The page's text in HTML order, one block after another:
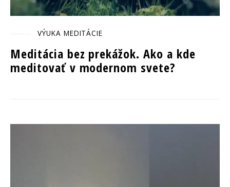
VÝUKA MEDITÁCIE
Meditácia bez prekážok. Ako a kde
meditovať v modernom svete?